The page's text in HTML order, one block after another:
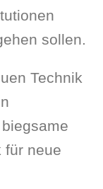
sollen.
Technik
für neue